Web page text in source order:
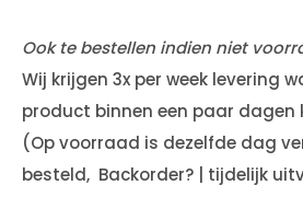
Ook te bestellen indien niet
Wij krijgen 3x per week levering
product binnen een paar dagen
(Op voorraad is dezelfde dag
besteld, Backorder? | tijdelijk